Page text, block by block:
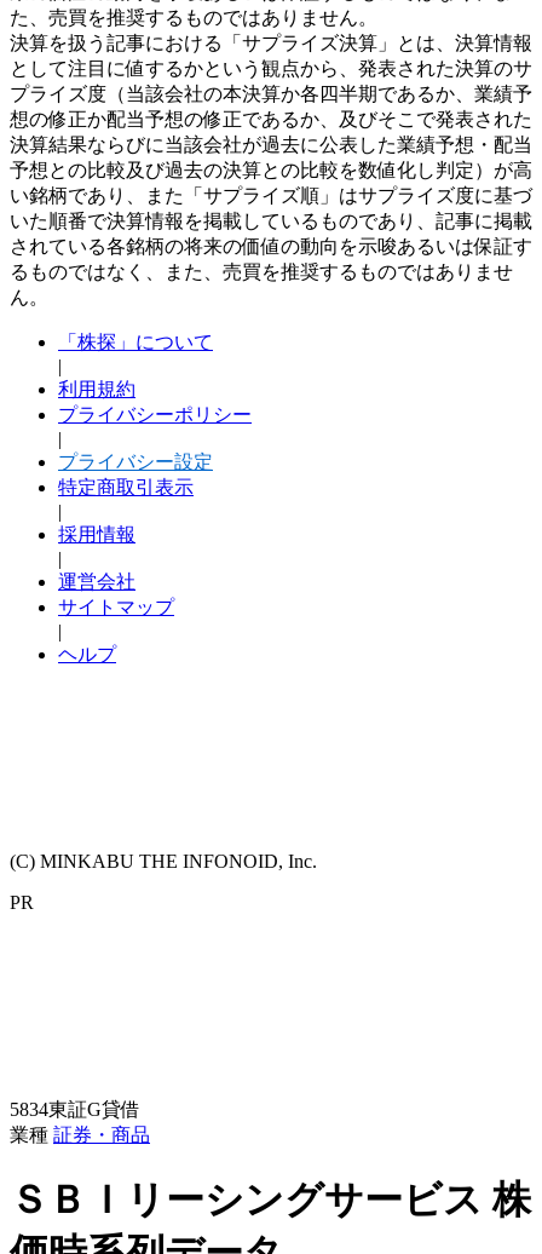
た、売買を推奨するものではありません。
決算を扱う記事における「サプライズ決算」とは、決算情報
として注目に値するかという観点から、発表された決算のサ
プライズ度（当該会社の本決算か各四半期であるか、業績予
想の修正か配当予想の修正であるか、及びそこで発表された
決算結果ならびに当該会社が過去に公表した業績予想・配当
予想との比較及び過去の決算との比較を数値化し判定）が高
い銘柄であり、また「サプライズ順」はサプライズ度に基づ
いた順番で決算情報を掲載しているものであり、記事に掲載
されている各銘柄の将来の価値の動向を示唆あるいは保証す
るものではなく、また、売買を推奨するものではありませ
ん。
「株探」について
|
利用規約
プライバシーポリシー
|
プライバシー設定
特定商取引表示
|
採用情報
|
運営会社
サイトマップ
|
ヘルプ
(C) MINKABU THE INFONOID, Inc.
PR
5834東証G貸借
業種 証券・商品
ＳＢＩリーシングサービス株